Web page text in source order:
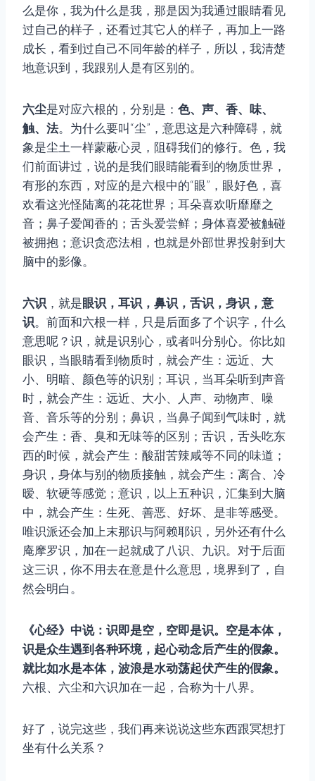
么是你，我为什么是我，那是因为我通过眼睛看见
过自己的样子，还看过其它人的样子，再加上一路
成长，看到过自己不同年龄的样子，所以，我清楚
地意识到，我跟别人是有区别的。
六尘是对应六根的，分别是： 色、声、香、味、
触、法。为什么要叫“尘”，意思这是六种障碍，就
象是尘土一样蒙蔽心灵，阻碍我们的修行。色，我
们前面讲过，说的是我们眼睛能看到的物质世界，
有形的东西，对应的是六根中的“眼”，眼好色，喜
欢看这光怪陆离的花花世界；耳朵喜欢听靡靡之
音；鼻子爱闻香的；舌头爱尝鲜；身体喜爱被触碰
被拥抱；意识贪恋法相，也就是外部世界投射到大
脑中的影像。
六识 ，就是眼识， 耳识，鼻识，舌识，身识，意
识。前面和六根一样，只是后面多了个识字，什么
意思呢？识，就是识别心，或者叫分别心。你比如
眼识，当眼睛看到物质时，就会产生：远近、大
小、明暗、颜色等的识别；耳识，当耳朵听到声音
时，就会产生：远近、大小、人声、动物声、噪
音、音乐等的分别；鼻识，当鼻子闻到气味时，就
会产生：香、臭和无味等的区别；舌识，舌头吃东
西的时候，就会产生：酸甜苦辣咸等不同的味道；
身识，身体与别的物质接触，就会产生：离合、冷
暧、软硬等感觉；意识，以上五种识，汇集到大脑
中，就会产生：生死、善恶、好坏、是非等感受。
唯识派还会加上末那识与阿赖耶识，另外还有什么
庵摩罗识，加在一起就成了八识、九识。对于后面
这三识，你不用去在意是什么意思，境界到了，自
然会明白。
《心经》中说：识即是空，空即是识。空是本体，
识是众生遇到各种环境，起心动念后产生的假象。
就比如水是本体，波浪是水动荡起伏产生的假象。
六根、六尘和六识加在一起，合称为十八界。
好了，说完这些，我们再来说说这些东西跟冥想打
坐有什么关系？